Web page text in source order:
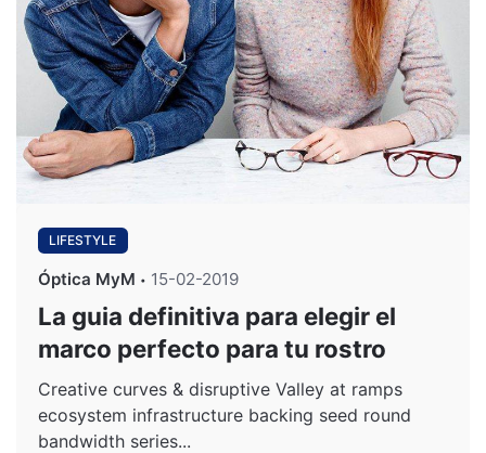
LIFESTYLE
Óptica MyM 15-02-2019
La guia definitiva para elegir el
marco perfecto para tu rostro
Creative curves & disruptive Valley at ramps
ecosystem infrastructure backing seed round
bandwidth series...